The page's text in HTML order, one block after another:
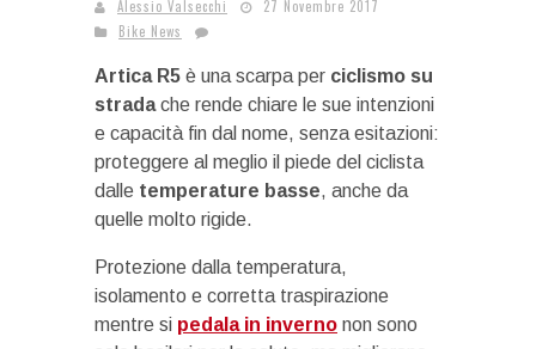
Alessio Valsecchi
27 Novembre 2017
Bike News
Artica R5 è una scarpa per ciclismo su
stradache rende chiare le sue intenzioni
e capacità fin dal nome, senza esitazioni:
proteggere al meglio il piede del ciclista
dalle temperature basse, anche da
quelle molto rigide.
Protezione dalla temperatura,
isolamento e corretta traspirazione
mentre si pedala in inverno non sono